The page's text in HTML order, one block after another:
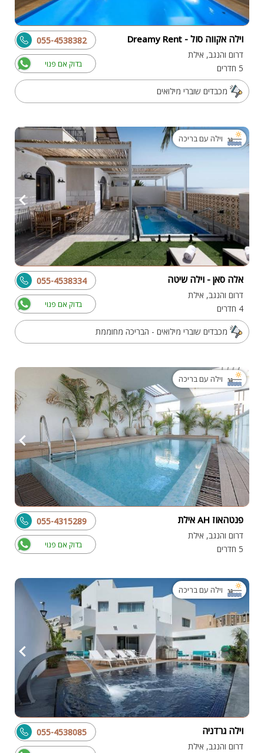
וילה אקווה סול - Dreamy Rent
דרום והנגב, אילת
5 חדרים
בדוק אם פנוי
055-4538382
מכבדים שוברי מילואים
וילה עם בריכה
אלה סאן - וילה שיטה
דרום והנגב, אילת
4 חדרים
בדוק אם פנוי
055-4538334
מכבדים שוברי מילואים - הבריכה מחוממת
וילה עם בריכה
פנטהאוז AH אילת
דרום והנגב, אילת
5 חדרים
בדוק אם פנוי
055-4315289
וילה עם בריכה
וילה גרדניה
דרום והנגב, אילת
055-4538085